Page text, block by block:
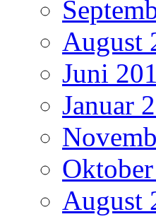
August
Juni
Januar
August